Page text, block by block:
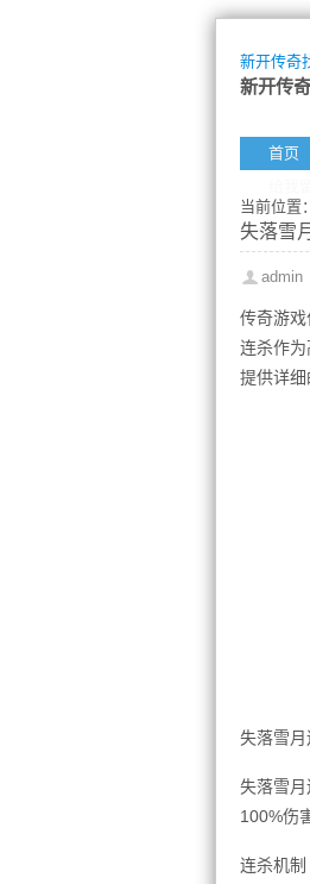
新开传奇
新开传
首页
当前位置：
失落雪
admin
传奇游
连杀作
提供详细
失落雪
失落雪
100%伤
连杀机制